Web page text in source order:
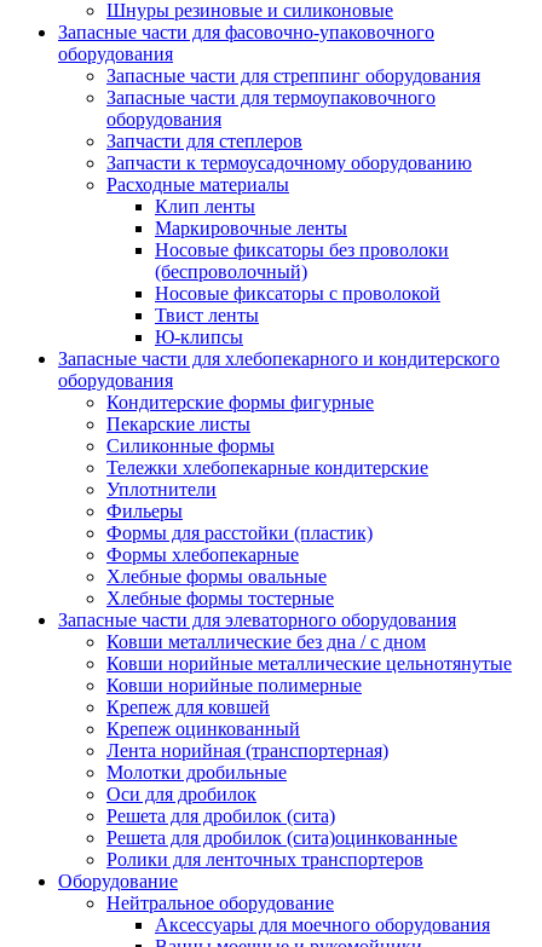
Шнуры резиновые и силиконовые
Запасные части для фасовочно-упаковочного
оборудования
Запасные части для стреппинг оборудования
Запасные части для термоупаковочного
оборудования
Запчасти для степлеров
Запчасти к термоусадочному оборудованию
Расходные материалы
Клип ленты
Маркировочные ленты
Носовые фиксаторы без проволоки
(беспроволочный)
Носовые фиксаторы с проволокой
Твист ленты
Ю-клипсы
Запасные части для хлебопекарного и кондитерского
оборудования
Кондитерские формы фигурные
Пекарские листы
Силиконные формы
Тележки хлебопекарные кондитерские
Уплотнители
Фильеры
Формы для расстойки (пластик)
Формы хлебопекарные
Хлебные формы овальные
Хлебные формы тостерные
Запасные части для элеваторного оборудования
Ковши металлические без дна / с дном
Ковши норийные металлические цельнотянутые
Ковши норийные полимерные
Крепеж для ковшей
Крепеж оцинкованный
Лента норийная (транспортерная)
Молотки дробильные
Оси для дробилок
Решета для дробилок (сита)
Решета для дробилок (сита)оцинкованные
Ролики для ленточных транспортеров
Оборудование
Нейтральное оборудование
Аксессуары для моечного оборудования